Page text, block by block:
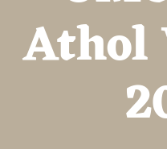
Athol